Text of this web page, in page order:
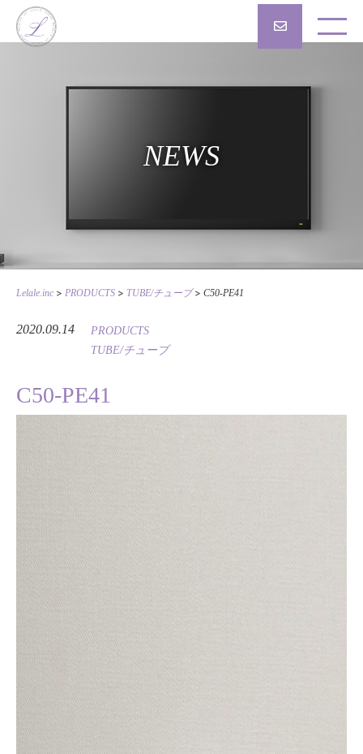
NEWS
Lelale.inc > PRODUCTS > TUBE/チューブ> C50-PE41
2020.09.14
PRODUCTS
TUBE/チューブ
C50-PE41